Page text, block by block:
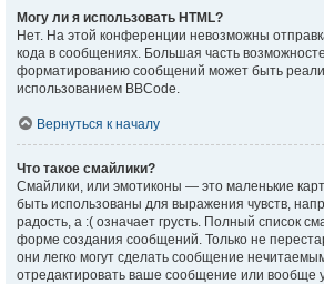
Могу ли я использовать HTML?
Нет. На этой конференции невозможны
кода в сообщениях. Большая часть
форматированию сообщений может быть
использованием BBCode.
Вернуться к началу
Что такое смайлики?
Смайлики, или эмотиконы — это маленькие
быть использованы для выражения чувств,
радость, а :( означает грусть. Полный список
форме создания сообщений. Только не
они легко могут сделать сообщение
отредактировать ваше сообщение или вообще